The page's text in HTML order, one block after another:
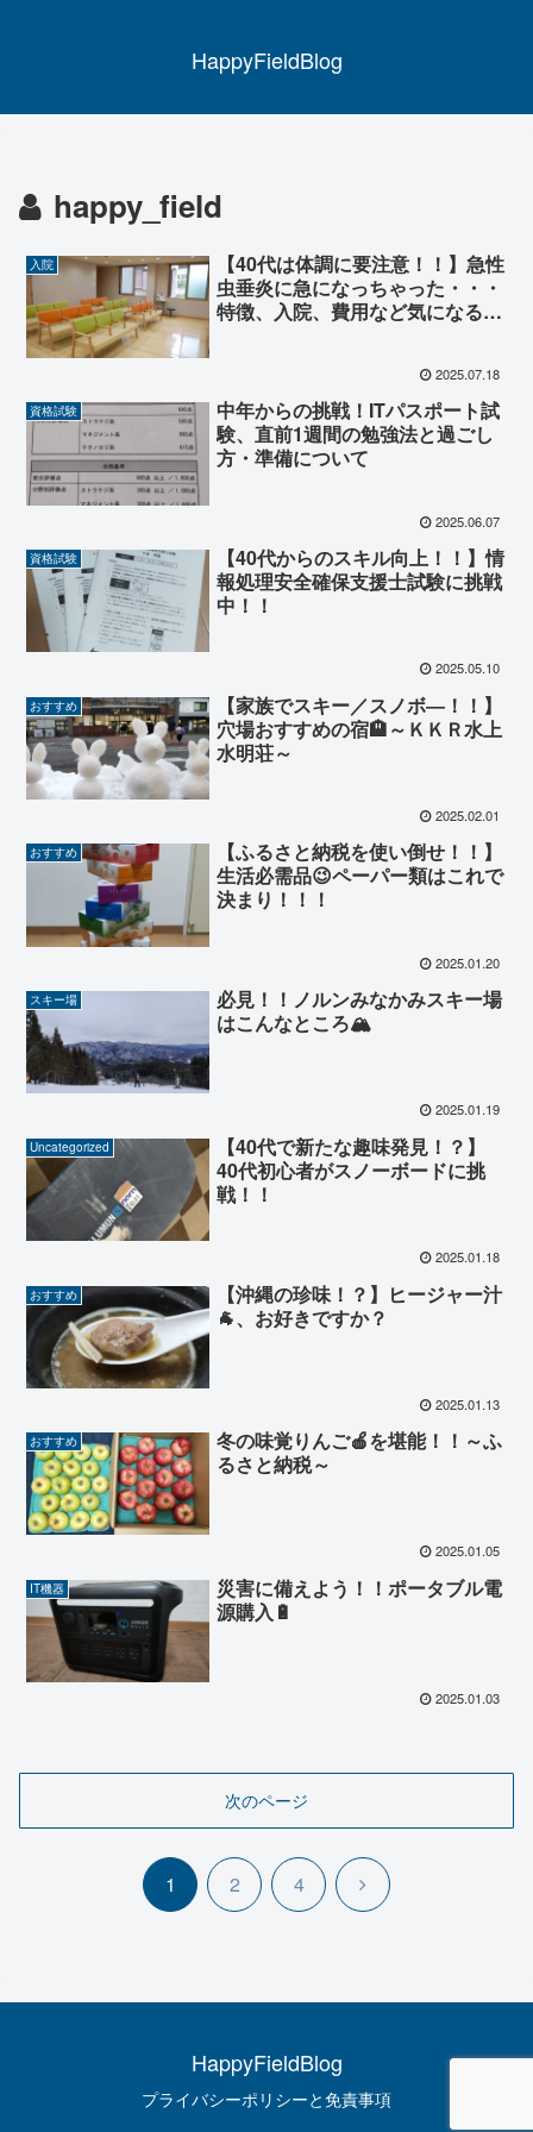
HappyFieldBlog
happy_field
入院
【40代は体調に要注意！！】急性
虫垂炎に急になっちゃった・・・
特徴、入院、費用など気になるこ
2025.07.18
資格試験
中年からの挑戦！ITパスポート試
験、直前1週間の勉強法と過ごし
方・準備について
2025.06.07
資格試験
【40代からのスキル向上！！】情
報処理安全確保支援士試験に挑戦
中！！
2025.05.10
おすすめ
【家族でスキー／スノボ―！！】
穴場おすすめの宿🏨～ＫＫＲ水上
水明荘～
2025.02.01
おすすめ
【ふるさと納税を使い倒せ！！】
生活必需品😉ペーパー類はこれで
決まり！！！
2025.01.20
スキー場
必見！！ノルンみなかみスキー場
はこんなところ🏔
2025.01.19
Uncategorized
【40代で新たな趣味発見！？】
40代初心者がスノーボードに挑
戦！！
2025.01.18
おすすめ
【沖縄の珍味！？】ヒージャー汁
🐐、お好きですか？
2025.01.13
おすすめ
冬の味覚りんご🍎を堪能！！～ふ
るさと納税～
2025.01.05
IT機器
災害に備えよう！！ポータブル電
源購入🔋
2025.01.03
次のページ
1 2 4
次
HappyFieldBlog
プライバシーポリシーと免責事項